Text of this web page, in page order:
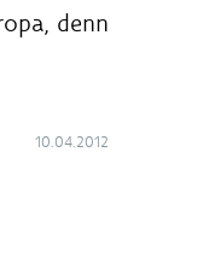
denn
10.04.2012